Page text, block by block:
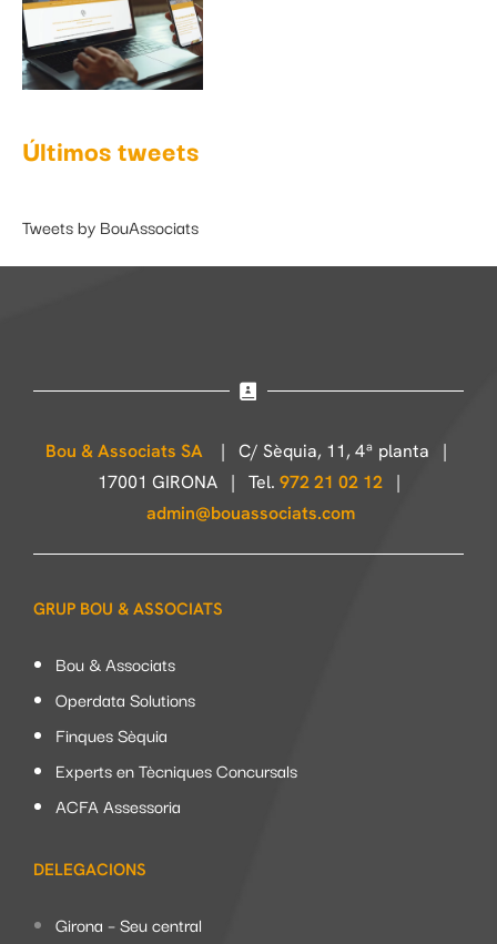
Últimos tweets
Tweets by BouAssociats
Bou & Associats SA
| C/ Sèquia, 11, 4ª planta |
17001 GIRONA | Tel. 972 21 02 12|
admin@bouassociats.com
GRUP BOU & ASSOCIATS
Bou & Associats
Operdata Solutions
Finques Sèquia
Experts en Tècniques Concursals
ACFA Assessoria
DELEGACIONS
Girona – Seu central